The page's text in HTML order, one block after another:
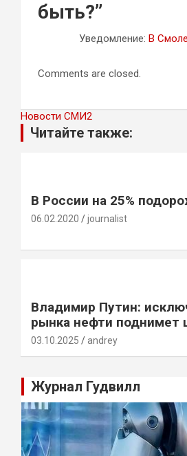
быть?”
Уведомление: В
Comments are closed.
Новости СМИ2
Читайте также:
В России на 25%
06.02.2020 journalist
Владимир Путин:
рынка нефти поднимет
03.10.2025 andrey
Журнал Гудвилл